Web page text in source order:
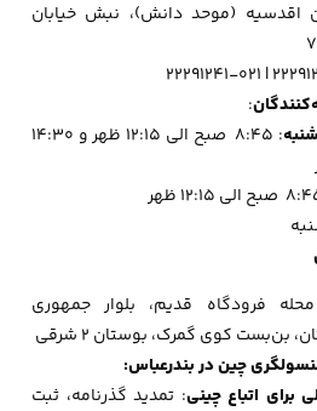
اقدسیه (موحد دانش)، نبش خیابان
:
: 8:45 صبح الی 12:15 ظهر و 14:30
فرودگاه قدیم، بلوار جمهوری
بن‌بست کوی گمرک، بوستان 2 شرقی
چین در بندرعباس:
برای اتباع چینی: تمدید گذرنامه، ثبت